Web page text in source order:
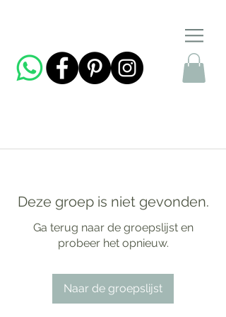
Deze groep is niet gevonden.
Ga terug naar de groepslijst en
probeer het opnieuw.
Naar de groepslijst